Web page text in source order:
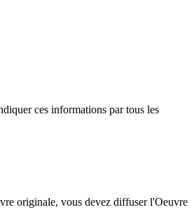
ces informations par tous les
originale, vous devez diffuser l'Oeuvre